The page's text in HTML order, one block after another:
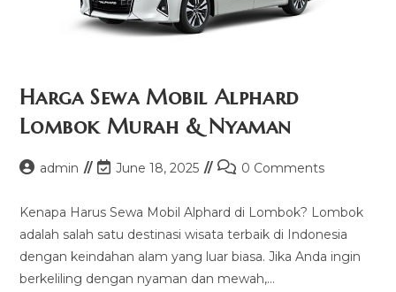
Harga Sewa Mobil Alphard
Lombok Murah & Nyaman
Postadmin
Post
modified:
June 18, 2025
Post0 Comments
Kenapa Harus Sewa Mobil Alphard di Lombok? Lombok
adalah salah satu destinasi wisata terbaik di Indonesia
dengan keindahan alam yang luar biasa. Jika Anda ingin
berkeliling dengan nyaman dan mewah,…